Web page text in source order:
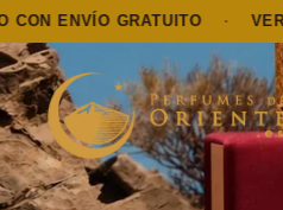
GRATUITO · VERANITO